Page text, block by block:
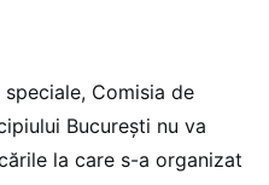
Comisia de
București nu va
la care s-a organizat